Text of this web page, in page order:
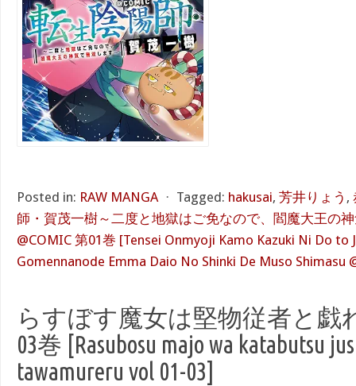
Posted in: RAW MANGA ⋅ Tagged: hakusai, 芳井りょう ,
師・賀茂一樹～二度と地獄はご免なので、閻魔大王の
@COMIC 第01巻 [Tensei Onmyoji Kamo Kazuki Ni Do to
Gomennanode Emma Daio No Shinki De Muso Shimasu
らすぼす魔女は堅物従者と戯
03巻 [Rasubosu majo wa katabutsu
tawamureru vol 01-03]